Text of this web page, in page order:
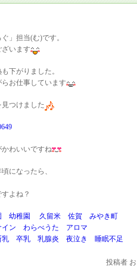
」担当(む)です。
います
下がりました。
お仕事しています
つけました
わいいですね
になったら、
よね？
幼稚園 久留米 佐賀 みやき町
イン わらべうた アロマ
卒乳 乳腺炎 夜泣き 睡眠不足
投稿者